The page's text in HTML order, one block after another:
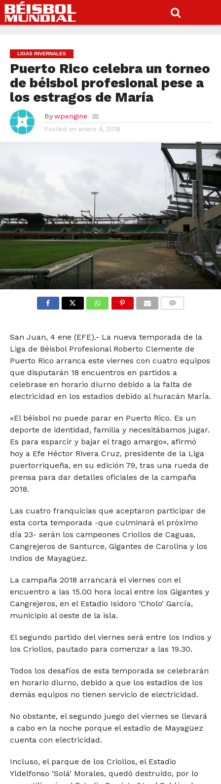
LIGAS INVERNALES
Puerto Rico celebra un torneo
de béisbol profesional pese a
los estragos de María
By wpengine
Posted on enero 4, 2018
San Juan, 4 ene (EFE).- La nueva temporada de la
Liga de Béisbol Profesional Roberto Clemente de
Puerto Rico arranca este viernes con cuatro equipos
que disputarán 18 encuentros en partidos a
celebrase en horario diurno debido a la falta de
electricidad en los estadios debido al huracán María.
«El béisbol no puede parar en Puerto Rico. Es un
deporte de identidad, familia y necesitábamos jugar.
Es para esparcir y bajar el trago amargo», afirmó
hoy a Efe Héctor Rivera Cruz, presidente de la Liga
puertorriqueña, en su edición 79, tras una rueda de
prensa para dar detalles oficiales de la campaña
2018.
Las cuatro franquicias que aceptaron participar de
esta corta temporada -que culminará el próximo
día 23- serán los campeones Criollos de Caguas,
Cangrejeros de Santurce, Gigantes de Carolina y los
Indios de Mayagüez.
La campaña 2018 arrancará el viernes con el
encuentro a las 15.00 hora local entre los Gigantes y
Cangrejeros, en el Estadio Isidoro ‘Cholo’ García,
municipio al oeste de la isla.
El segundo partido del viernes será entre los Indios y
los Criollos, pautado para comenzar a las 19.30.
Todos los desafíos de esta temporada se celebrarán
en horario diurno, debido a que los estadios de los
demás equipos no tienen servicio de electricidad.
No obstante, el segundo juego del viernes se llevará
a cabo en la noche porque el estadio de Mayagüez
cuenta con electricidad.
Incluso, el parque de los Criollos, el Estadio
Yldelfonso ‘Solá’ Morales, quedó destruido, por lo